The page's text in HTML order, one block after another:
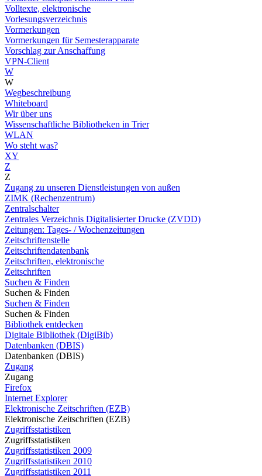
Volltexte, elektronische
Vorlesungsverzeichnis
Vormerkungen
Vormerkungen für Semesterapparate
Vorschlag zur Anschaffung
VPN-Client
W
W
Wegbeschreibung
Whiteboard
Wir über uns
Wissenschaftliche Bibliotheken in Trier
WLAN
Wo steht was?
XY
Z
Z
Zugang zu unseren Dienstleistungen von außen
ZIMK (Rechenzentrum)
Zentralschalter
Zentrales Verzeichnis Digitalisierter Drucke (ZVDD)
Zeitungen: Tages- / Wochenzeitungen
Zeitschriftenstelle
Zeitschriftendatenbank
Zeitschriften, elektronische
Zeitschriften
Suchen & Finden
Suchen & Finden
Suchen & Finden
Suchen & Finden
Bibliothek entdecken
Digitale Bibliothek (DigiBib)
Datenbanken (DBIS)
Datenbanken (DBIS)
Zugang
Zugang
Firefox
Internet Explorer
Elektronische Zeitschriften (EZB)
Elektronische Zeitschriften (EZB)
Zugriffsstatistiken
Zugriffsstatistiken
Zugriffsstatistiken 2009
Zugriffsstatistiken 2010
Zugriffsstatistiken 2011